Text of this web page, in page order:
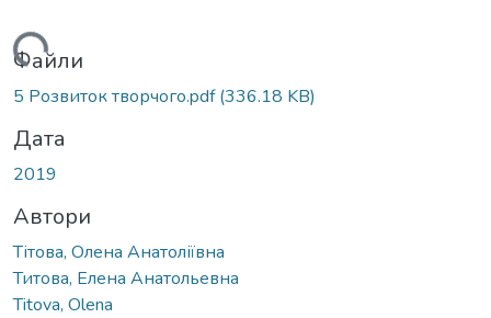
Вантажиться...
Файли
5 Розвиток творчого.pdf(336.18 KB)
Дата
2019
Автори
Тітова, Олена Анатоліївна
Титова, Елена Анатольевна
Titova, Olena